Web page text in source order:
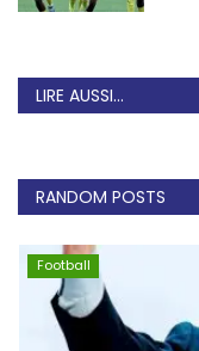
LIRE AUSSI...
RANDOM POSTS
Football